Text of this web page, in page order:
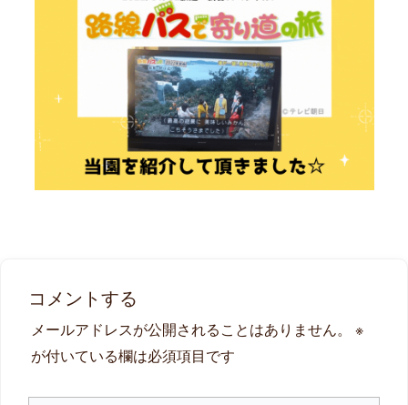
コメントする
メールアドレスが公開されることはありません。
※
が付いている欄は必須項目です